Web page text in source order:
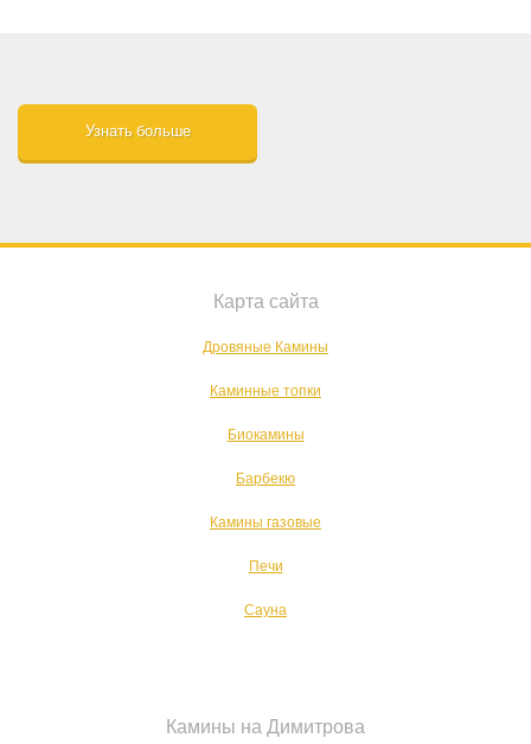
Узнать больше
Карта сайта
Дровяные Камины
Каминные топки
Биокамины
Барбекю
Камины газовые
Печи
Сауна
Камины на Димитрова